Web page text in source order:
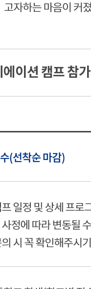
에이션 캠프 참